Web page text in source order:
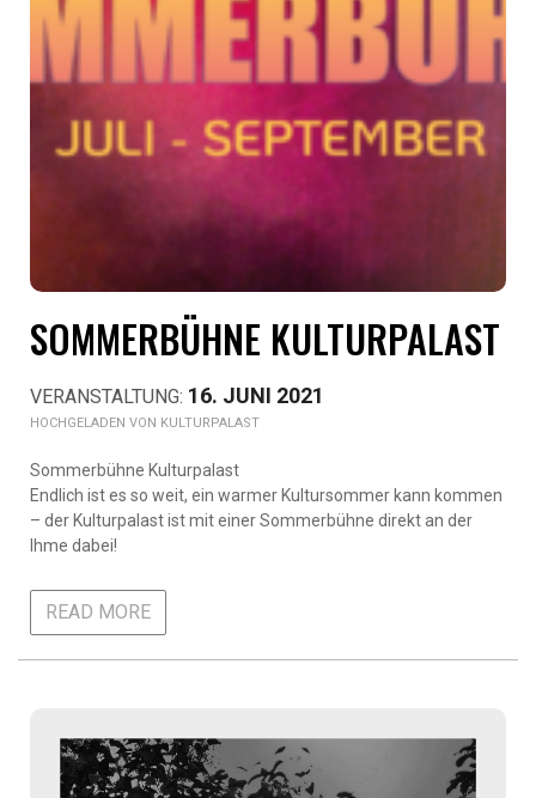
SOMMERBÜHNE KULTURPALAST
16. JUNI 2021
KULTURPALAST
Sommerbühne Kulturpalast
Endlich ist es so weit, ein warmer Kultursommer kann kommen
– der Kulturpalast ist mit einer Sommerbühne direkt an der
Ihme dabei!
READ MORE